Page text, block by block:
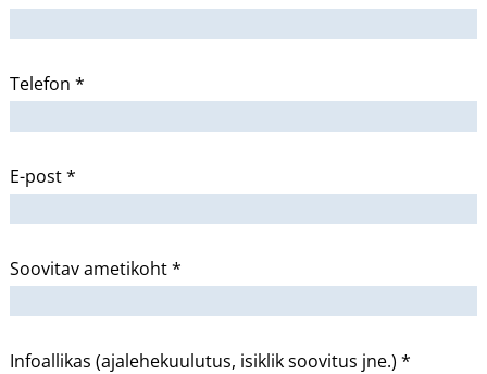
Telefon *
E-post *
Soovitav ametikoht *
Infoallikas (ajalehekuulutus, isiklik soovitus jne.) *